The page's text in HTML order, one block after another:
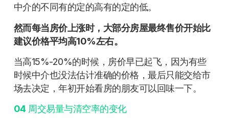
中介的不同有的定的高有的定的低。
然而每当房价上涨时，大部分房屋最终售价开始比
建议价格平均高10%左右。
当高15%-20%的时候，房价早已起飞，因为有些
时候中介也没法估计准确的价格，最后只能交给市
场去决定，年初开始看房的朋友可以回味一下。
04 周交易量与清空率的变化